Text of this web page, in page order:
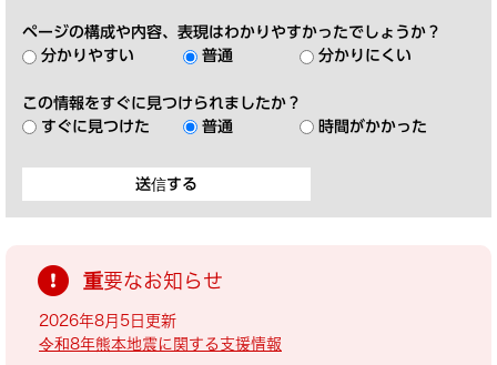
ページの構成や内容、表現はわかりやすかったでしょうか？
分かりやすい
普通 分かりにくい
この情報をすぐに見つけられましたか？
すぐに見つけた
普通 時間がかかった
重要なお知らせ
2026年8月5日更新
令和8年熊本地震に関する支援情報